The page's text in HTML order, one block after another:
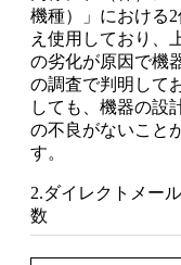
機種）」における
え使用しており、
の劣化が原因で機
の調査で判明して
しても、機器の設
の不良がないこと
す。
2.ダイレクトメー
数